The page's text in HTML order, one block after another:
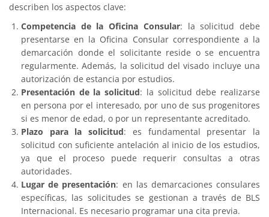
describen los aspectos clave:
Competencia de la Oficina Consular: la solicitud debe
presentarse en la Oficina Consular correspondiente a la
demarcación donde el solicitante reside o se encuentra
regularmente. Además, la solicitud del visado incluye una
autorización de estancia por estudios.
Presentación de la solicitud: la solicitud debe realizarse
en persona por el interesado, por uno de sus progenitores
si es menor de edad, o por un representante acreditado.
Plazo para la solicitud: es fundamental presentar la
solicitud con suficiente antelación al inicio de los estudios,
ya que el proceso puede requerir consultas a otras
autoridades.
Lugar de presentación: en las demarcaciones consulares
específicas, las solicitudes se gestionan a través de BLS
Internacional. Es necesario programar una cita previa.